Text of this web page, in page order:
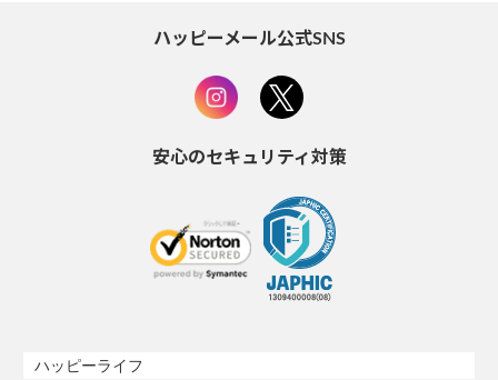
ハッピーメール公式SNS
安心のセキュリティ対策
ハッピーライフ